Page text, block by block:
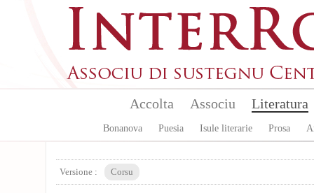
Accolta Associu Literatura
Bonanova Puesia Isule literarie Prosa
Versione : Corsu